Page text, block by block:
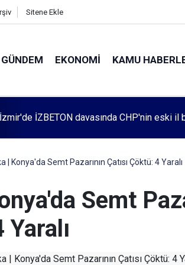
Sitene Ekle
GÜNDEM EKONOMI KAMU
Cumartesi anneleri 1083. haftada Mehmet
| Konya'da Semt Pazarının Çatısı Çöktü: 4 Yaralı
Semt
Yaralı